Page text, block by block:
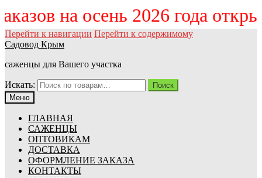
на осень 2026 года
Перейти к навигации Перейти к содержимому
Садовод Крым
саженцы для Вашего участка
Искать:
Поиск
Меню
ГЛАВНАЯ
САЖЕНЦЫ
ОПТОВИКАМ
ДОСТАВКА
ОФОРМЛЕНИЕ ЗАКАЗА
КОНТАКТЫ